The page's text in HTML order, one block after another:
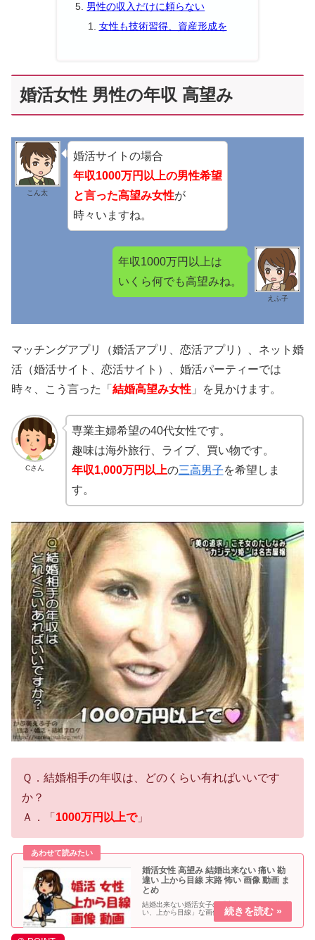
男性の収入だけに頼らない
女性も技術習得、資産形成を
婚活女性 男性の年収 高望み
こん太
婚活サイトの場合
年収1000万円以上の男性希望
と言った高望み女性が
時々いますね。
えふ子
年収1000万円以上は
いくら何でも高望みね。
マッチングアプリ（婚活アプリ、恋活アプリ）、ネット婚
活（婚活サイト、恋活サイト）、婚活パーティーでは
時々、こう言った「 結婚高望み女性 」を見かけます。
Cさん
専業主婦希望の40代女性です。
趣味は海外旅行、ライブ、買い物です。
年収1,000万円以上の三高男子を希望しま
す。
Ｑ．結婚相手の年収は、どのくらい有ればいいです
か？
Ａ．「 1000万円以上で」
婚活女性 高望み 結婚出来ない 痛い 勘
違い 上から目線 末路 怖い 画像 動画 ま
とめ
結婚出来ない婚活女子の「高望み、痛い、勘違
い、上から目線」な画像をまとめました。